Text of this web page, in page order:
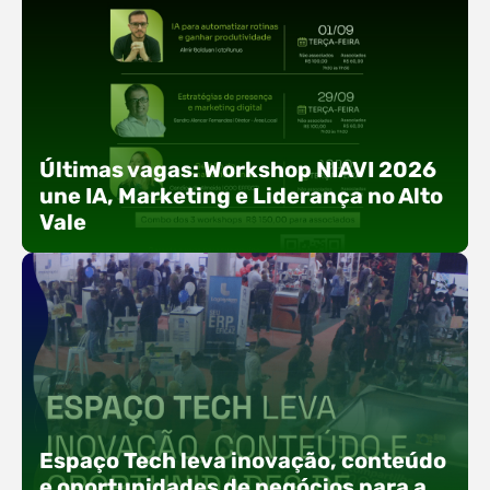
Últimas vagas: Workshop NIAVI 2026
une IA, Marketing e Liderança no Alto
Vale
Com o objetivo de impulsionar a produtividade, a
presença digital e a gestão nas empresas do
Alto Vale, o Núcleo de Tecnologia da Informação
Espaço Tech leva inovação, conteúdo